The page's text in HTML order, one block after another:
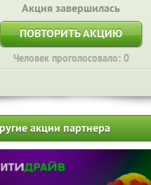
Акция завершилась
ПОВТОРИТЬ АКЦИЮ
Человек проголосовало: 0
акции партнера